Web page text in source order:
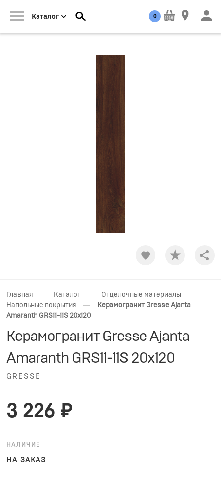
Каталог 0
Главная — Каталог — Отделочные материалы —
Напольные покрытия —
Керамогранит Gresse Ajanta
Amaranth GRS11-11S 20x120
Керамогранит Gresse Ajanta
Amaranth GRS11-11S 20x120
GRESSE
3 226 ₽
НАЛИЧИЕ
НА ЗАКАЗ